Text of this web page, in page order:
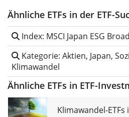
Ähnliche ETFs in der ETF-
Index: MSCI Japan ESG
Kategorie: Aktien, Japan,
Klimawandel
Ähnliche ETFs in ETF-
Klimawandel-ETFs